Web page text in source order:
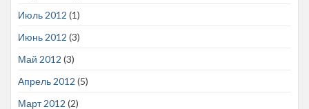
Июль 2012 (1)
Июнь 2012 (3)
Май 2012 (3)
Апрель 2012 (5)
Март 2012 (2)